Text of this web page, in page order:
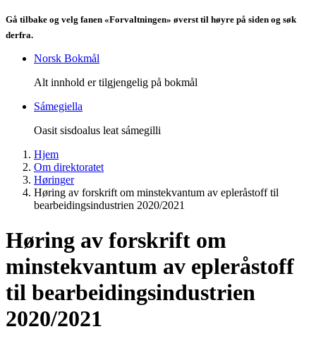
Gå tilbake og velg fanen «Forvaltningen» øverst til høyre på siden og søk
derfra.
Norsk Bokmål
Alt innhold er tilgjengelig på bokmål
Sámegiella
Oasit sisdoalus leat sámegilli
Hjem
Om direktoratet
Høringer
Høring av forskrift om minstekvantum av epleråstoff til
bearbeidingsindustrien 2020/2021
Høring av forskrift om
minstekvantum av epleråstoff
til bearbeidingsindustrien
2020/2021